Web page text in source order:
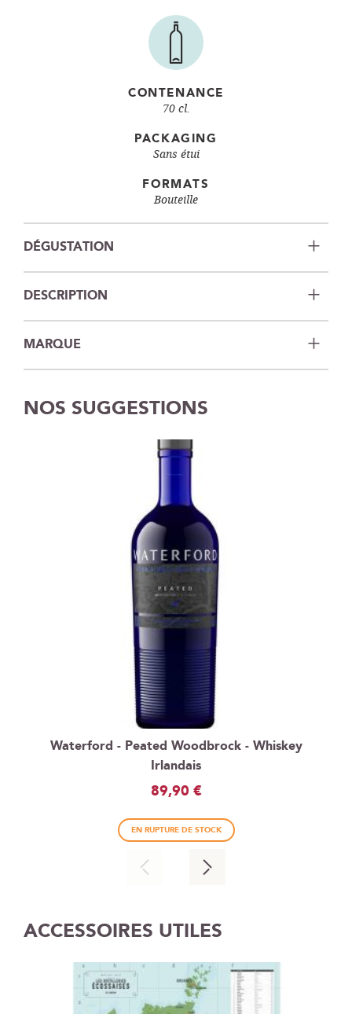
CONTENANCE
70 cl.
PACKAGING
Sans étui
FORMATS
Bouteille
DÉGUSTATION
DESCRIPTION
MARQUE
NOS SUGGESTIONS
Waterford - Peated Woodbrock - Whiskey
Irlandais
89,90 €
EN RUPTURE DE STOCK
ACCESSOIRES UTILES